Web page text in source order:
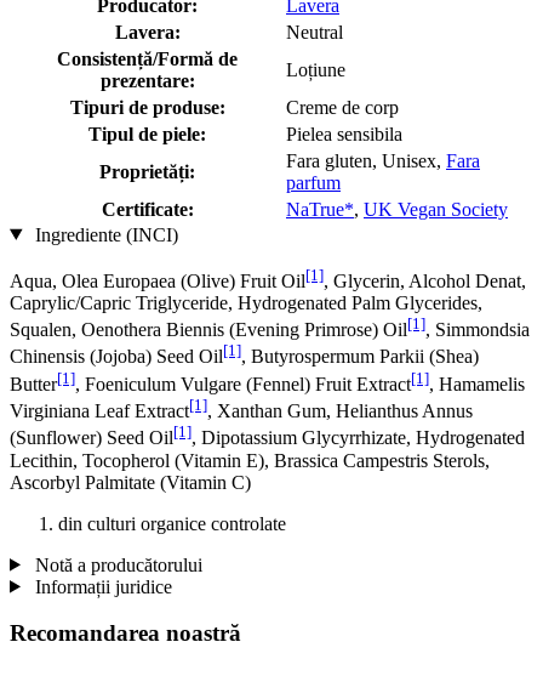
Producator:
Lavera
Lavera:
Neutral
Consistență/Formă de
prezentare:
Loțiune
Tipuri de produse:
Creme de corp
Tipul de piele:
Pielea sensibila
Proprietăți:
Fara gluten, Unisex, Fara
parfum
Certificate:
NaTrue*, UK Vegan Society
Ingrediente (INCI)
Aqua, Olea Europaea (Olive) Fruit Oil[1], Glycerin, Alcohol Denat,
Caprylic/Capric Triglyceride, Hydrogenated Palm Glycerides,
Squalen, Oenothera Biennis (Evening Primrose) Oil[1], Simmondsia
Chinensis (Jojoba) Seed Oil[1], Butyrospermum Parkii (Shea)
Butter[1], Foeniculum Vulgare (Fennel) Fruit Extract[1], Hamamelis
Virginiana Leaf Extract[1], Xanthan Gum, Helianthus Annus
(Sunflower) Seed Oil[1], Dipotassium Glycyrrhizate, Hydrogenated
Lecithin, Tocopherol (Vitamin E), Brassica Campestris Sterols,
Ascorbyl Palmitate (Vitamin C)
din culturi organice controlate
Notă a producătorului
Informații juridice
Recomandarea noastră